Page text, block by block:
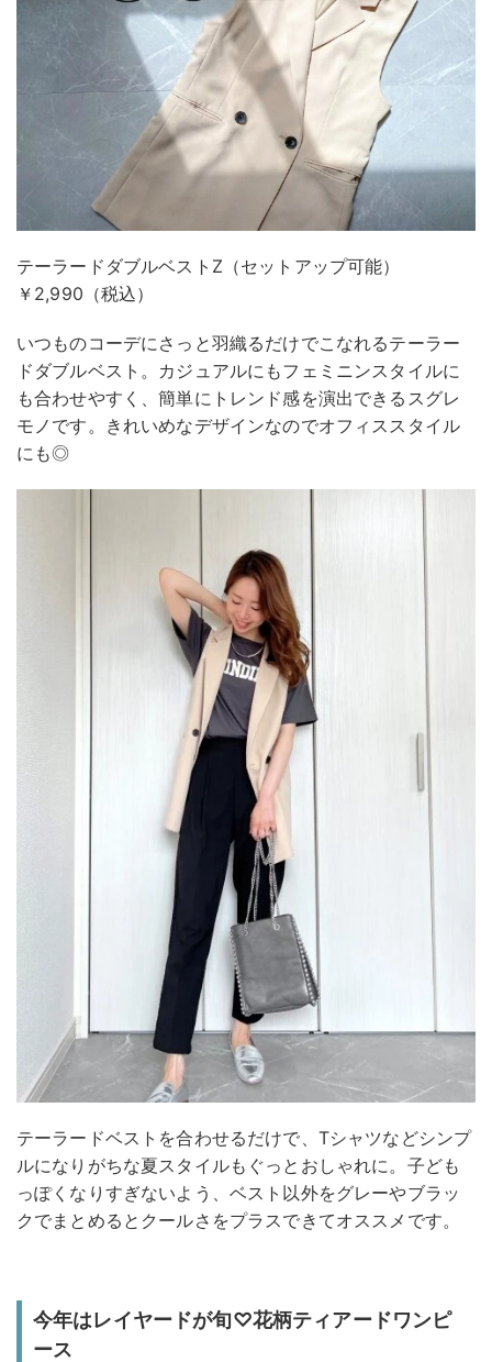
テーラードダブルベストZ（セットアップ可能）
￥2,990（税込）
いつものコーデにさっと羽織るだけでこなれるテーラー
ドダブルベスト。カジュアルにもフェミニンスタイルに
も合わせやすく、簡単にトレンド感を演出できるスグレ
モノです。きれいめなデザインなのでオフィススタイル
にも◎
テーラードベストを合わせるだけで、Tシャツなどシンプ
ルになりがちな夏スタイルもぐっとおしゃれに。子ども
っぽくなりすぎないよう、ベスト以外をグレーやブラッ
クでまとめるとクールさをプラスできてオススメです。
今年はレイヤードが旬♡花柄ティアードワンピ
ース